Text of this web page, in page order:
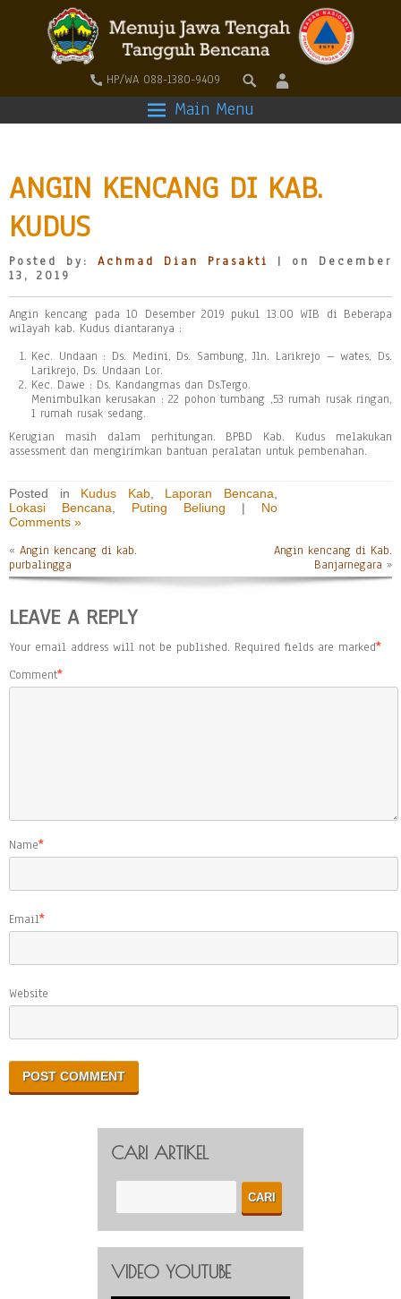
HP/WA 088-1380-9409
Main Menu
ANGIN KENCANG DI KAB.
KUDUS
Posted by: Achmad Dian Prasakti
| on December
13, 2019
Angin kencang pada 10 Desember 2019 pukul 13.00 WIB di Beberapa
wilayah kab. Kudus diantaranya :
Kec. Undaan : Ds. Medini, Ds. Sambung, Jln. Larikrejo – wates, Ds.
Larikrejo, Ds. Undaan Lor.
Kec. Dawe : Ds. Kandangmas dan Ds.Tergo.
Menimbulkan kerusakan : 22 pohon tumbang ,53 rumah rusak ringan,
1 rumah rusak sedang.
Kerugian masih dalam perhitungan. BPBD Kab. Kudus melakukan
assessment dan mengirimkan bantuan peralatan untuk pembenahan.
Posted in Kudus Kab, Laporan Bencana
Lokasi Bencana
Puting Beliung | No
Comments »
« Angin kencang di kab.
purbalingga
Angin kencang di Kab.
Banjarnegara »
LEAVE A REPLY
Your email address will not be published. Required fields are marked*
Comment*
Name*
Email*
Website
CARI ARTIKEL
VIDEO YOUTUBE